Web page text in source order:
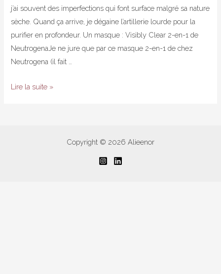
j’ai souvent des imperfections qui font surface malgré sa nature
sèche. Quand ça arrive, je dégaine l’artillerie lourde pour la
purifier en profondeur. Un masque : Visibly Clear 2-en-1 de
NeutrogenaJe ne jure que par ce masque 2-en-1 de chez
Neutrogena (il fait …
À
Lire la suite »
Copyright © 2026 Alieenor